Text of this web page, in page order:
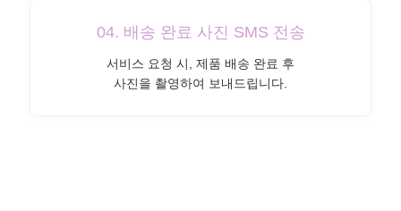
04. 배송 완료 사진 SMS 전송
서비스 요청 시, 제품 배송 완료 후
사진을 촬영하여 보내드립니다.